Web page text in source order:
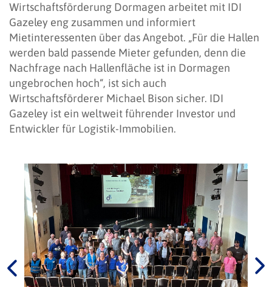
Wirtschaftsförderung Dormagen arbeitet mit IDI
Gazeley eng zusammen und informiert
Mietinteressenten über das Angebot. „Für die Hallen
werden bald passende Mieter gefunden, denn die
Nachfrage nach Hallenfläche ist in Dormagen
ungebrochen hoch“, ist sich auch
Wirtschaftsförderer Michael Bison sicher. IDI
Gazeley ist ein weltweit führender Investor und
Entwickler für Logistik-Immobilien.